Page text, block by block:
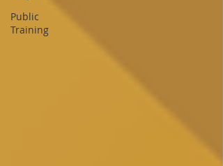
Public
Training